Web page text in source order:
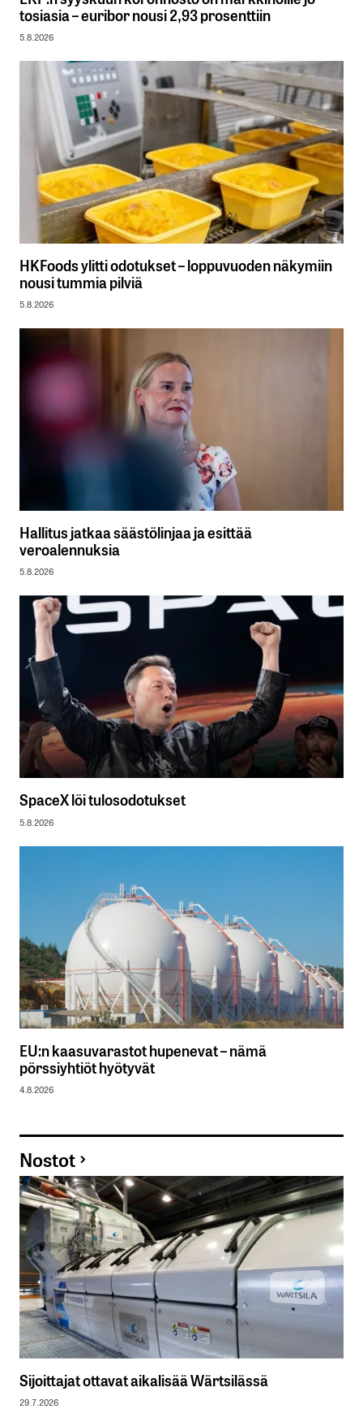
tosiasia – euribor nousi 2,93 prosenttiin
5.8.2026
HKFoods ylitti odotukset – loppuvuoden näkymiin
nousi tummia pilviä
5.8.2026
Hallitus jatkaa säästölinjaa ja esittää
veroalennuksia
5.8.2026
SpaceX löi tulosodotukset
5.8.2026
EU:n kaasuvarastot hupenevat – nämä
pörssiyhtiöt hyötyvät
4.8.2026
Nostot
Sijoittajat ottavat aikalisää Wärtsilässä
29.7.2026